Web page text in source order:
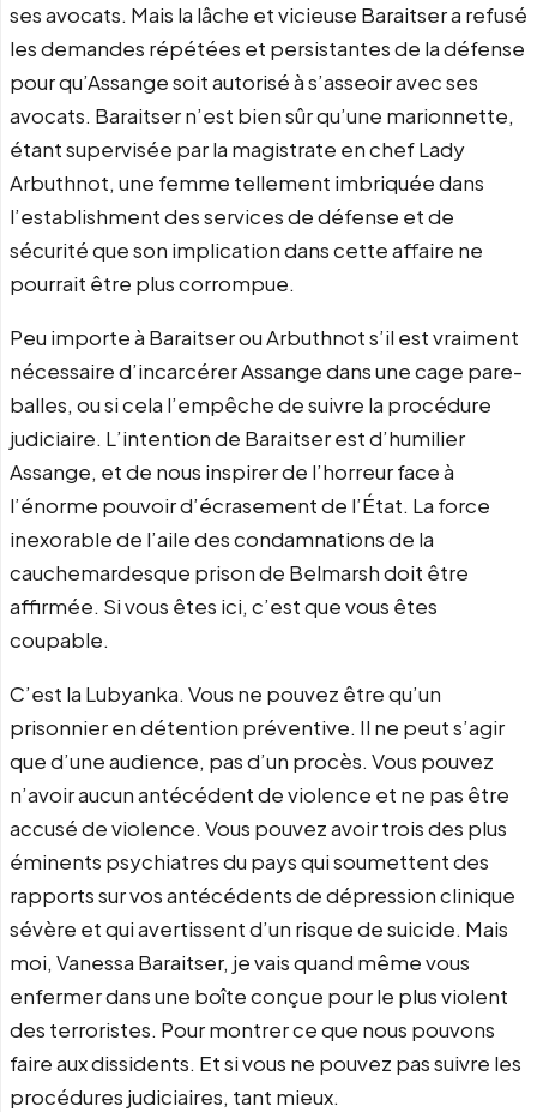
ses avocats. Mais la lâche et vicieuse Baraitser a refusé
les demandes répétées et persistantes de la défense
pour qu’Assange soit autorisé à s’asseoir avec ses
avocats. Baraitser n’est bien sûr qu’une marionnette,
étant supervisée par la magistrate en chef Lady
Arbuthnot, une femme tellement imbriquée dans
l’establishment des services de défense et de
sécurité que son implication dans cette affaire ne
pourrait être plus corrompue.
Peu importe à Baraitser ou Arbuthnot s’il est vraiment
nécessaire d’incarcérer Assange dans une cage pare-
balles, ou si cela l’empêche de suivre la procédure
judiciaire. L’intention de Baraitser est d’humilier
Assange, et de nous inspirer de l’horreur face à
l’énorme pouvoir d’écrasement de l’État. La force
inexorable de l’aile des condamnations de la
cauchemardesque prison de Belmarsh doit être
affirmée. Si vous êtes ici, c’est que vous êtes
coupable.
C’est la Lubyanka. Vous ne pouvez être qu’un
prisonnier en détention préventive. Il ne peut s’agir
que d’une audience, pas d’un procès. Vous pouvez
n’avoir aucun antécédent de violence et ne pas être
accusé de violence. Vous pouvez avoir trois des plus
éminents psychiatres du pays qui soumettent des
rapports sur vos antécédents de dépression clinique
sévère et qui avertissent d’un risque de suicide. Mais
moi, Vanessa Baraitser, je vais quand même vous
enfermer dans une boîte conçue pour le plus violent
des terroristes. Pour montrer ce que nous pouvons
faire aux dissidents. Et si vous ne pouvez pas suivre les
procédures judiciaires, tant mieux.